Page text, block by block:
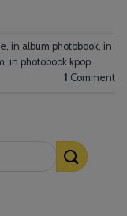
, in album photobook, in
, in photobook kpop,
1 Comment